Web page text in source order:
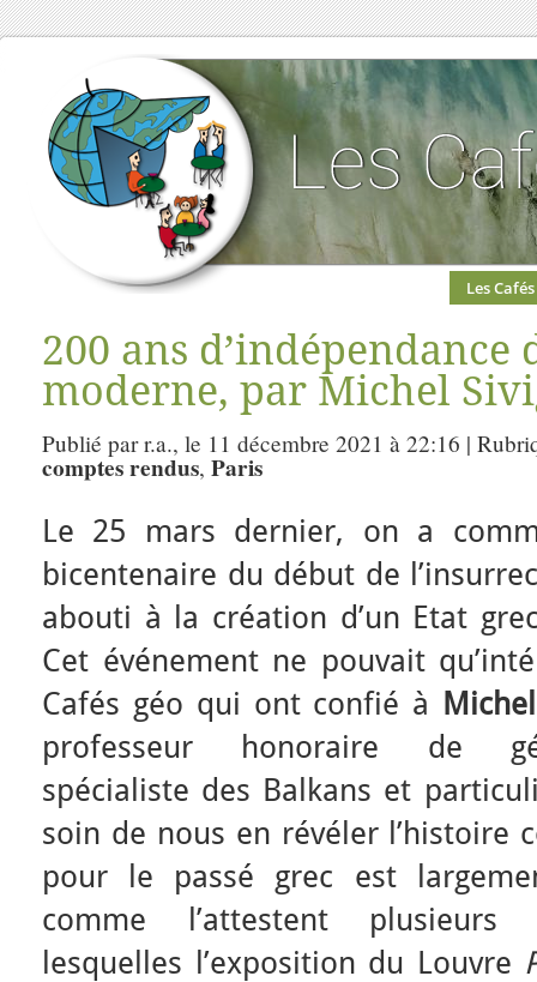
Les Cafés
200 ans d’indépendance
moderne, par Michel
Publié par r.a., le 11 décembre 2021 à 22:16 |
comptes rendus, Paris
Le 25 mars dernier, on a
bicentenaire du début de
abouti à la création d’un Etat
Cet événement ne pouvait
Cafés géo qui ont confié à
professeur honoraire de
spécialiste des Balkans et
soin de nous en révéler l’histoire
pour le passé grec est
comme l’attestent plusieurs
lesquelles l’exposition du Louvre